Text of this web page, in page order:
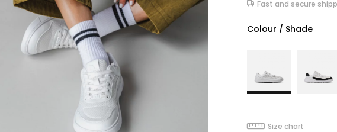
Fast and secure
Colour / Shade
Size chart